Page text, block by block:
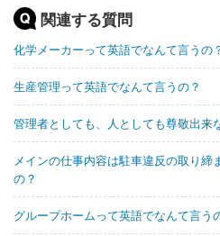
関連する質問
化学メーカーって英語でなんて言うの
生産管理って英語でなんて言うの？
管理者としても、人としても尊敬出来
メインの仕事内容は駐車違反の取り締
の？
グループホームって英語でなんて言う